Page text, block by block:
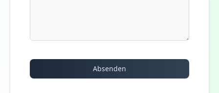
Absenden